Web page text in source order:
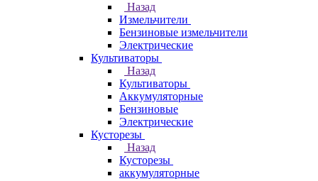
Назад
Измельчители
Бензиновые измельчители
Электрические
Культиваторы
Назад
Культиваторы
Аккумуляторные
Бензиновые
Электрические
Кусторезы
Назад
Кусторезы
аккумуляторные